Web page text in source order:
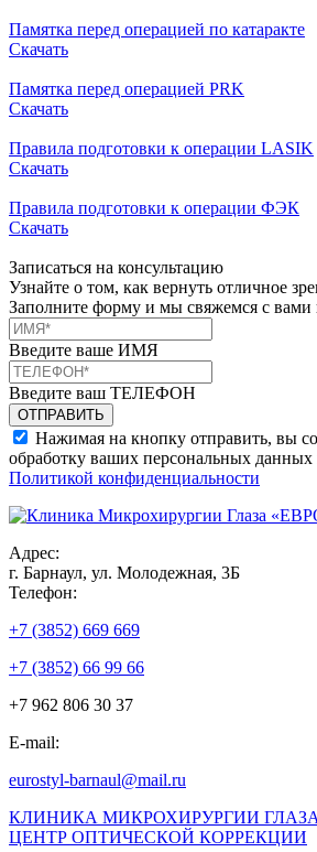
Памятка перед операцией по катаракте
Скачать
Памятка перед операцией PRK
Скачать
Правила подготовки к операции LASIK
Скачать
Правила подготовки к операции ФЭК
Скачать
Записаться на консультацию
Узнайте о том, как вернуть отличное
Заполните форму и мы свяжемся с
Введите ваше ИМЯ
Введите ваш ТЕЛЕФОН
Нажимая на кнопку отправить, вы
обработку ваших персональных данных
Политикой конфиденциальности
Адрес:
г. Барнаул, ул. Молодежная, 3Б
Телефон:
+7 (3852) 669 669
+7 (3852) 66 99 66
+7 962 806 30 37
E-mail:
eurostyl-barnaul@mail.ru
КЛИНИКА МИКРОХИРУРГИИ ГЛАЗА
ЦЕНТР ОПТИЧЕСКОЙ КОРРЕКЦИИ